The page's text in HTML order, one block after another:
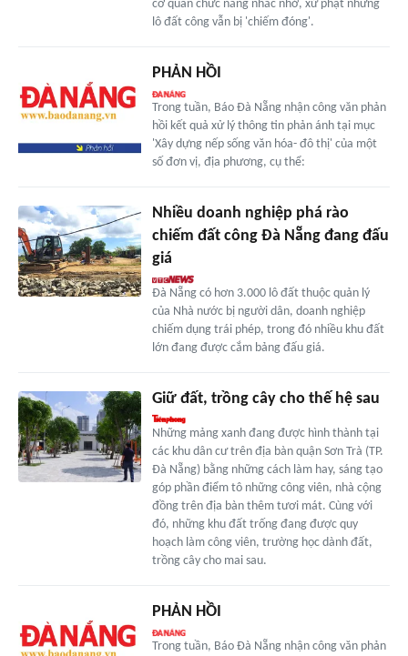
cơ quan chức năng nhắc nhở, xử phạt nhưng
lô đất công vẫn bị 'chiếm đóng'.
PHẢN HỒI
Trong tuần, Báo Đà Nẵng nhận công văn phản
hồi kết quả xử lý thông tin phản ánh tại mục
'Xây dựng nếp sống văn hóa- đô thị' của một
số đơn vị, địa phương, cụ thể:
Nhiều doanh nghiệp phá rào
chiếm đất công Đà Nẵng đang đấu
giá
Đà Nẵng có hơn 3.000 lô đất thuộc quản lý
của Nhà nước bị người dân, doanh nghiệp
chiếm dụng trái phép, trong đó nhiều khu đất
lớn đang được cắm bảng đấu giá.
Giữ đất, trồng cây cho thế hệ sau
Những mảng xanh đang được hình thành tại
các khu dân cư trên địa bàn quận Sơn Trà (TP.
Đà Nẵng) bằng những cách làm hay, sáng tạo
góp phần điểm tô những công viên, nhà cộng
đồng trên địa bàn thêm tươi mát. Cùng với
đó, những khu đất trống đang được quy
hoạch làm công viên, trường học dành đất,
trồng cây cho mai sau.
PHẢN HỒI
Trong tuần, Báo Đà Nẵng nhận công văn phản